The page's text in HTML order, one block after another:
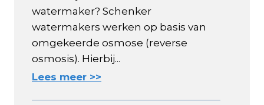
watermaker? Schenker
watermakers werken op basis van
omgekeerde osmose (reverse
osmosis). Hierbij...
Lees meer >>